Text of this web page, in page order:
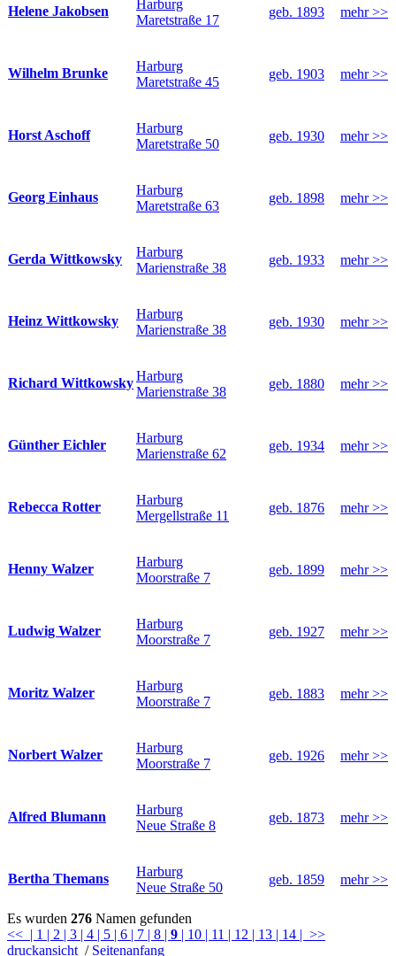
Helene Jakobsen
Harburg
Maretstraße 17
geb. 1893 mehr >>
Wilhelm Brunke
Harburg
Maretstraße 45
geb. 1903 mehr >>
Horst Aschoff
Harburg
Maretstraße 50
geb. 1930 mehr >>
Georg Einhaus
Harburg
Maretstraße 63
geb. 1898 mehr >>
Gerda Wittkowsky
Harburg
Marienstraße 38
geb. 1933 mehr >>
Heinz Wittkowsky
Harburg
Marienstraße 38
geb. 1930 mehr >>
Richard WittkowskyHarburg
Marienstraße 38
geb. 1880 mehr >>
Günther Eichler
Harburg
Marienstraße 62
geb. 1934 mehr >>
Rebecca Rotter
Harburg
Mergellstraße 11
geb. 1876 mehr >>
Henny Walzer
Harburg
Moorstraße 7
geb. 1899 mehr >>
Ludwig Walzer
Harburg
Moorstraße 7
geb. 1927 mehr >>
Moritz Walzer
Harburg
Moorstraße 7
geb. 1883 mehr >>
Norbert Walzer
Harburg
Moorstraße 7
geb. 1926 mehr >>
Alfred Blumann
Harburg
Neue Straße 8
geb. 1873 mehr >>
Bertha Themans
Harburg
Neue Straße 50
geb. 1859 mehr >>
Es wurden 276 Namen gefunden
<< | 1 | 2 | 3 | 4 | 5 | 6 | 7 | 8 | 9 | 10 | 11 | 12 | 13 | 14 | >>
druckansicht / Seitenanfang